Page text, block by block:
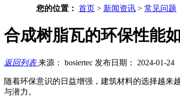
您的位置： 首页 > 新闻资讯 > 常见问题
合成树脂瓦的环保性能
返回列表来源： bosiertec 发布日期： 2024-01-24
随着环保意识的日益增强，建筑材料的选择越来
与潜力。